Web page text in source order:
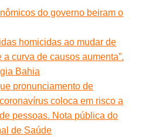
do governo beiram o
homicidas ao mudar de
a curva de causos aumenta”.
Bahia
pronunciamento de
coloca em risco a
pessoas. Nota pública do
de Saúde